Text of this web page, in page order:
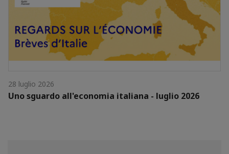
28 luglio 2026
Uno sguardo all'economia italiana - luglio 2026